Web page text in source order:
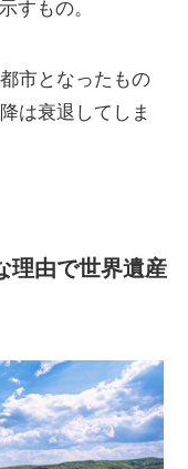
すもの。
市となったもの
は衰退してしま
理由で世界遺産